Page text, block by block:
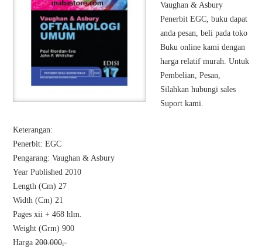
Vaughan & Asbury
Penerbit EGC, buku dapat
anda pesan, beli pada toko
Buku online kami dengan
harga relatif murah. Untuk
Pembelian, Pesan,
Silahkan hubungi sales
Suport kami.
Keterangan:
Penerbit: EGC
Pengarang: Vaughan & Asbury
Year Published 2010
Length (Cm) 27
Width (Cm) 21
Pages xii + 468 hlm.
Weight (Grm) 900
Harga200.000,-